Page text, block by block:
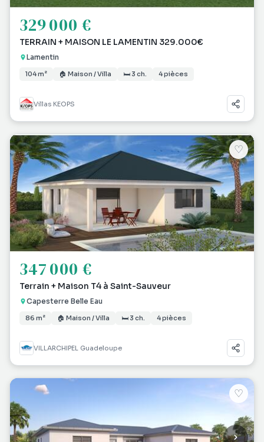
329 000 €
TERRAIN + MAISON LE LAMENTIN 329.000€
Lamentin
104 m² 🏠 Maison / Villa 🛏 3 ch. 4 pièces
Villas KEOPS
♡
347 000 €
Terrain + Maison T4 à Saint-Sauveur
Capesterre Belle Eau
86 m² 🏠 Maison / Villa 🛏 3 ch. 4 pièces
VILLARCHIPEL Guadeloupe
♡